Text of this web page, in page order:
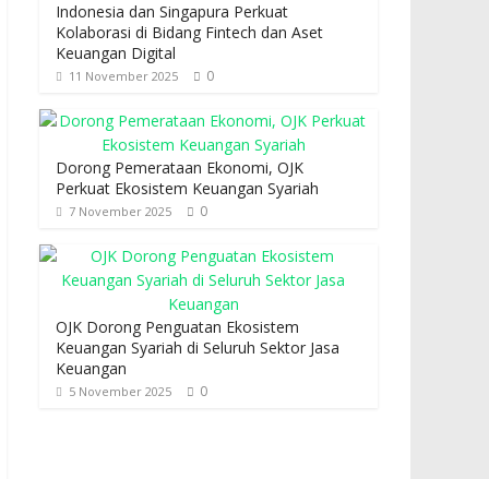
Indonesia dan Singapura Perkuat
Kolaborasi di Bidang Fintech dan Aset
Keuangan Digital
11 November 2025 0
Dorong Pemerataan Ekonomi, OJK
Perkuat Ekosistem Keuangan Syariah
7 November 2025 0
OJK Dorong Penguatan Ekosistem
Keuangan Syariah di Seluruh Sektor Jasa
Keuangan
5 November 2025 0